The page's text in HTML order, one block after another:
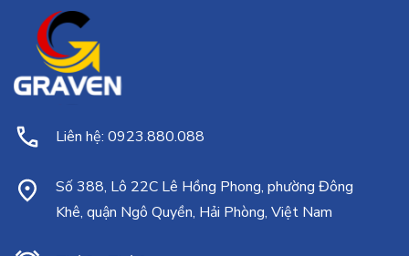
Liên hệ: 0923.880.088
Số 388, Lô 22C Lê Hồng Phong, phường Đông
Khê, quận Ngô Quyền, Hải Phòng, Việt Nam